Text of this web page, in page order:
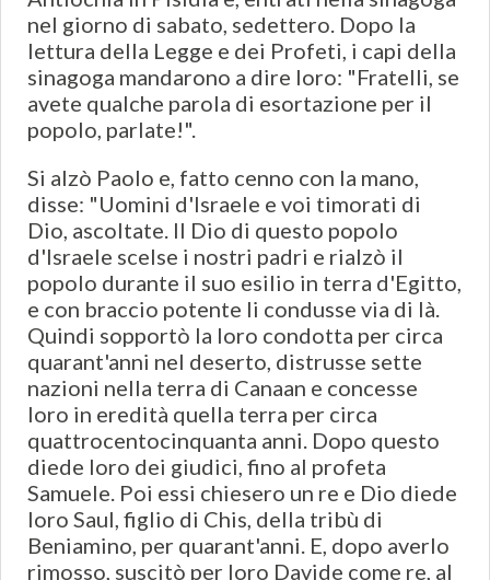
nel giorno di sabato, sedettero. Dopo la
lettura della Legge e dei Profeti, i capi della
sinagoga mandarono a dire loro: "Fratelli, se
avete qualche parola di esortazione per il
popolo, parlate!".
Si alzò Paolo e, fatto cenno con la mano,
disse: "Uomini d'Israele e voi timorati di
Dio, ascoltate. Il Dio di questo popolo
d'Israele scelse i nostri padri e rialzò il
popolo durante il suo esilio in terra d'Egitto,
e con braccio potente li condusse via di là.
Quindi sopportò la loro condotta per circa
quarant'anni nel deserto, distrusse sette
nazioni nella terra di Canaan e concesse
loro in eredità quella terra per circa
quattrocentocinquanta anni. Dopo questo
diede loro dei giudici, fino al profeta
Samuele. Poi essi chiesero un re e Dio diede
loro Saul, figlio di Chis, della tribù di
Beniamino, per quarant'anni. E, dopo averlo
rimosso, suscitò per loro Davide come re, al